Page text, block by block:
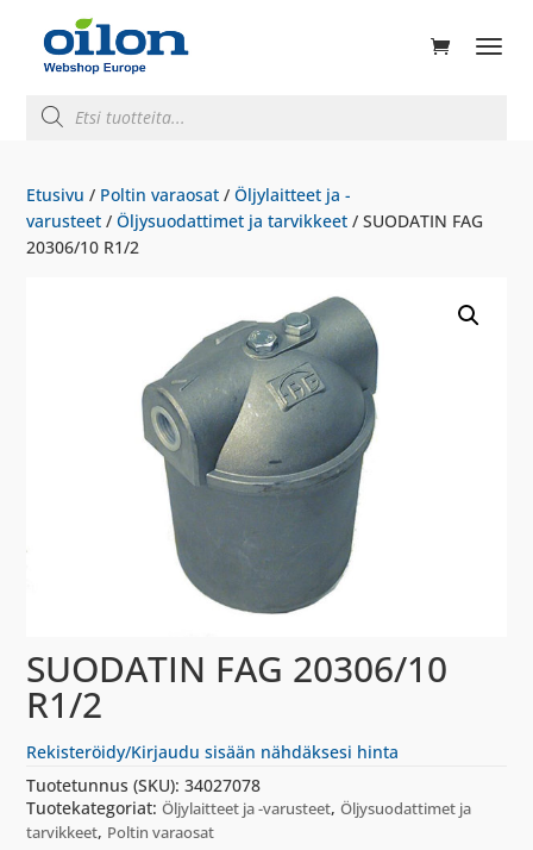
search
Etusivu / Poltin varaosat /Öljylaitteet ja -
varusteet /Öljysuodattimet ja tarvikkeet / SUODATIN FAG
20306/10 R1/2
SUODATIN FAG 20306/10
R1/2
Rekisteröidy/Kirjaudu sisään nähdäksesi hinta
Tuotetunnus (SKU):34027078
Tuotekategoriat:Öljylaitteet ja -varusteet,Öljysuodattimet ja
tarvikkeet, Poltin varaosat